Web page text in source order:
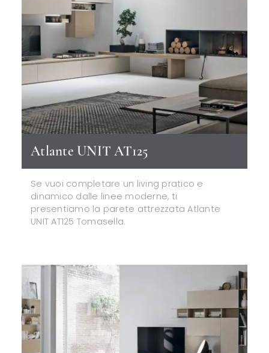
Atlante UNIT AT125
Se vuoi completare un living pratico e
dinamico dalle linee moderne, ti
presentiamo la parete attrezzata Atlante
UNIT AT125 Tomasella.